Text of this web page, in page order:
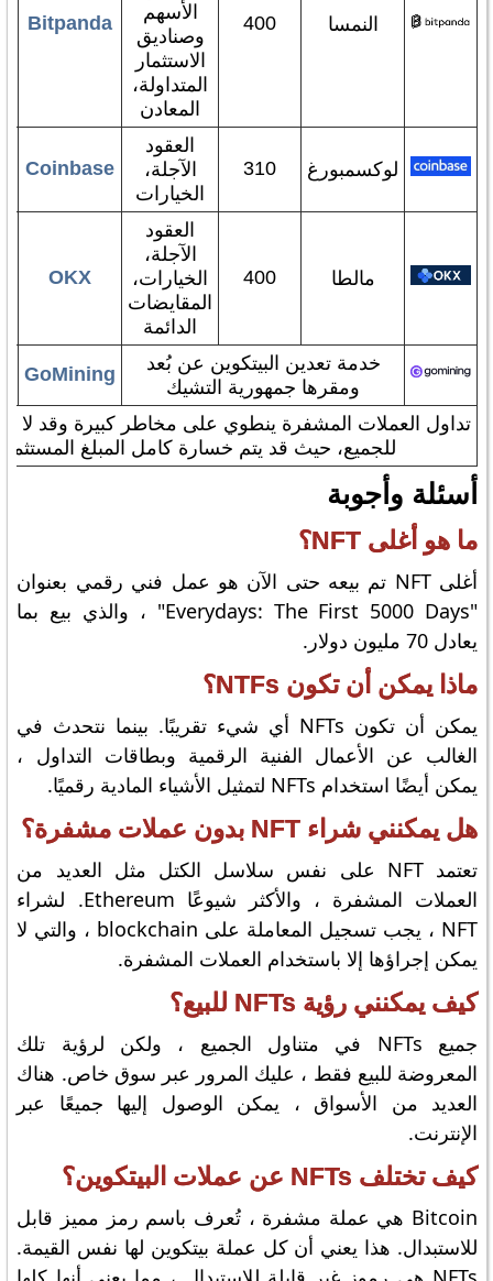
النمسا 400
الأسهم
وصناديق
الاستثمار
المتداولة،
المعادن
Bitpanda
لوكسمبورغ 310
العقود
الآجلة،
الخيارات
Coinbase
مالطا 400
العقود
الآجلة،
الخيارات،
المقايضات
الدائمة
OKX
خدمة تعدين البيتكوين عن بُعد
ومقرها جمهورية التشيك
GoMining
تداول العملات المشفرة ينطوي على مخاطر كبيرة وقد لا
للجميع، حيث قد يتم خسارة كامل المبلغ
أسئلة وأجوبة
ما هو أغلى NFT؟
أغلى NFT تم بيعه حتى الآن هو عمل فني رقمي بعنوان
"Everydays: The First 5000 Days" ، والذي بيع بما
يعادل 70 مليون دولار.
ماذا يمكن أن تكون NTFs؟
يمكن أن تكون NFTs أي شيء تقريبًا. بينما نتحدث في
الغالب عن الأعمال الفنية الرقمية وبطاقات التداول ،
يمكن أيضًا استخدام NFTs لتمثيل الأشياء المادية رقميًا.
هل يمكنني شراء NFT بدون عملات مشفرة؟
تعتمد NFT على نفس سلاسل الكتل مثل العديد من
العملات المشفرة ، والأكثر شيوعًا Ethereum. لشراء
NFT ، يجب تسجيل المعاملة على blockchain ، والتي لا
يمكن إجراؤها إلا باستخدام العملات المشفرة.
كيف يمكنني رؤية NFTs للبيع؟
جميع NFTs في متناول الجميع ، ولكن لرؤية تلك
المعروضة للبيع فقط ، عليك المرور عبر سوق خاص. هناك
العديد من الأسواق ، يمكن الوصول إليها جميعًا عبر
الإنترنت.
كيف تختلف NFTs عن عملات البيتكوين؟
Bitcoin هي عملة مشفرة ، تُعرف باسم رمز مميز قابل
للاستبدال. هذا يعني أن كل عملة بيتكوين لها نفس القيمة.